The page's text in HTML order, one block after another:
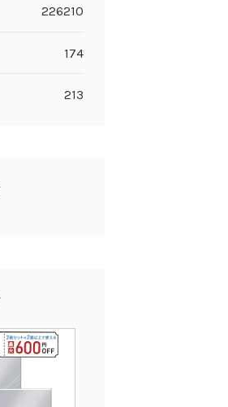
226210
174
213